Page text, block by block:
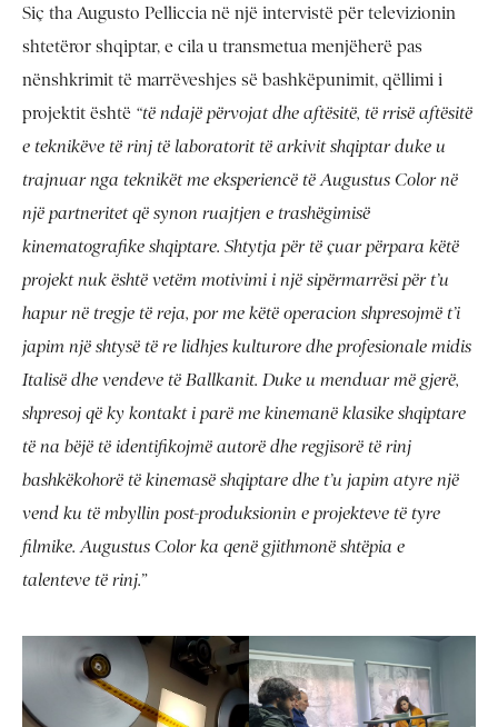
Siç tha Augusto Pelliccia në një intervistë për televizionin
shtetëror shqiptar, e cila u transmetua menjëherë pas
nënshkrimit të marrëveshjes së bashkëpunimit, qëllimi i
projektit është “të ndajë përvojat dhe aftësitë, të rrisë aftësitë
e teknikëve të rinj të laboratorit të arkivit shqiptar duke u
trajnuar nga teknikët me eksperiencë të Augustus Color në
një partneritet që synon ruajtjen e trashëgimisë
kinematografike shqiptare. Shtytja për të çuar përpara këtë
projekt nuk është vetëm motivimi i një sipërmarrësi për t’u
hapur në tregje të reja, por me këtë operacion shpresojmë t’i
japim një shtysë të re lidhjes kulturore dhe profesionale midis
Italisë dhe vendeve të Ballkanit. Duke u menduar më gjerë,
shpresoj që ky kontakt i parë me kinemanë klasike shqiptare
të na bëjë të identifikojmë autorë dhe regjisorë të rinj
bashkëkohorë të kinemasë shqiptare dhe t’u japim atyre një
vend ku të mbyllin post-produksionin e projekteve të tyre
filmike. Augustus Color ka qenë gjithmonë shtëpia e
talenteve të rinj.”